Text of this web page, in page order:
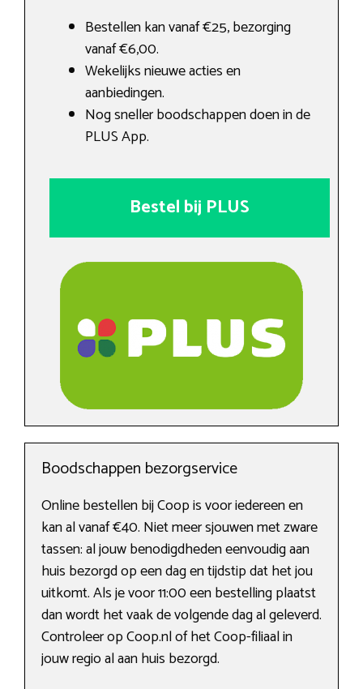
Bestellen kan vanaf €25, bezorging
vanaf €6,00.
Wekelijks nieuwe acties en
aanbiedingen.
Nog sneller boodschappen doen in de
PLUS App.
Bestel bij PLUS
Boodschappen bezorgservice
Online bestellen bij Coop is voor iedereen en
kan al vanaf €40. Niet meer sjouwen met zware
tassen: al jouw benodigdheden eenvoudig aan
huis bezorgd op een dag en tijdstip dat het jou
uitkomt. Als je voor 11:00 een bestelling plaatst
dan wordt het vaak de volgende dag al geleverd.
Controleer op Coop.nl of het Coop-filiaal in
jouw regio al aan huis bezorgd.